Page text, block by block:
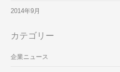
2014年9月
カテゴリー
企業ニュース